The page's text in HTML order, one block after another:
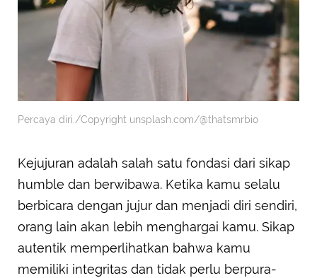
Percaya diri./Copyright unsplash.com/@thatsmrbio
Kejujuran adalah salah satu fondasi dari sikap
humble dan berwibawa. Ketika kamu selalu
berbicara dengan jujur dan menjadi diri sendiri,
orang lain akan lebih menghargai kamu. Sikap
autentik memperlihatkan bahwa kamu
memiliki integritas dan tidak perlu berpura-